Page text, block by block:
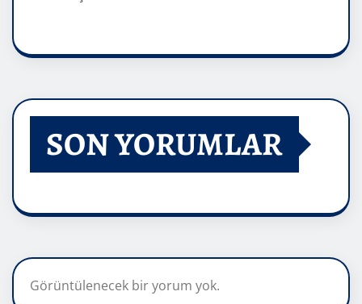
SON YORUMLAR
Görüntülenecek bir yorum yok.